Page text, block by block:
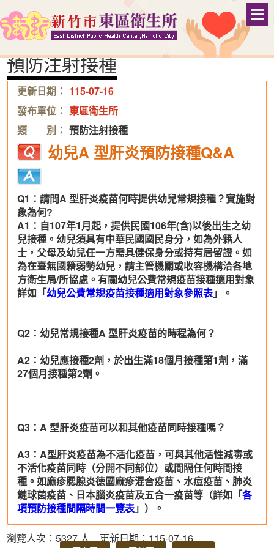
到
主
內
容
嬰兒安心睡：仰
:::首頁>便民服務>常見問答>預防注射接種
字級：
預防注射接種
更新日期： 115-07-16
發布單位： 東區衛生所
類 別： 預防注射接種
幼兒A 型肝炎預防接種Q&A
Q1 ：請問A型肝炎疫苗何時提供幼兒常規接種？實施對
象為何?
A1 ： 自107年1月起，提供民國106年(含)以後出生之幼
兒接種。幼兒須具有中華民國國民身分，如為外籍人
士，父母及幼兒任一方需具健保身分或持有居留證。如
為在臺無國籍弱勢幼兒，請主管機關或收容機構洽各地
方衛生局/所協處。有關幼兒公費常規疫苗接種適用對象
詳如「幼兒公費常規疫苗接種適用對象參照表」。
Q2 ：幼兒常規接種A型肝炎疫苗的時程為何？
A2 ：幼兒應接種2劑，於出生滿18個月接種第1劑，滿
27個月接種第2劑。
Q3 ：A型肝炎疫苗可以和其他疫苗同時接種嗎？
A3 ：A型肝炎疫苗為不活化疫苗，可與其他活性減毒或
不活化疫苗同時（分開不同部位）或間隔任何時間接
種。如麻疹腮腺炎徳國麻疹混合疫苗、水痘疫苗、肺炎
鏈球菌疫苗、日本腦炎疫苗及五合一疫苗等（詳如「各
項預防接種間隔時間一覽表」）。
瀏覽人次：5327 人 更新日期：115-07-16